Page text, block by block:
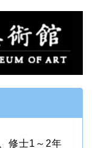
修士1～2年